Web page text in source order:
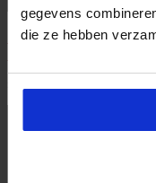
gegevens
die ze hebben
Geactualiseerde